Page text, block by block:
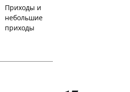
Приходы и
небольшие
приходы